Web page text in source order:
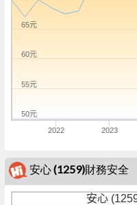
2022 2023
50元
55元
60元
65元
安心 (1259)財務安全
安心